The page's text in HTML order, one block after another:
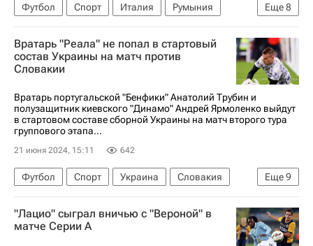
Еще8
Футбол Спорт Италия
Румыния
Германия
Георге Хаджи
Флорин Ницэ
Андрей Буркэ
Слован (Братислава)
Марин
Вратарь "Реала" не попал в стартовый
состав Украины на матч против
Словакии
Вратарь португальской "Бенфики" Анатолий Трубин и
полузащитник киевского "Динамо" Андрей Ярмоленко выйдут
в стартовом составе сборной Украины на матч второго тура
группового этапа...
21 июня 2024, 15:11 642
Еще9
Футбол Спорт Украина
Словакия
Дюссельдорф
Андрей Ярмоленко
Анатолий Трубин
Александр Зинченко
"Лацио" сыграл вничью с "Вероной" в
матче Серии A